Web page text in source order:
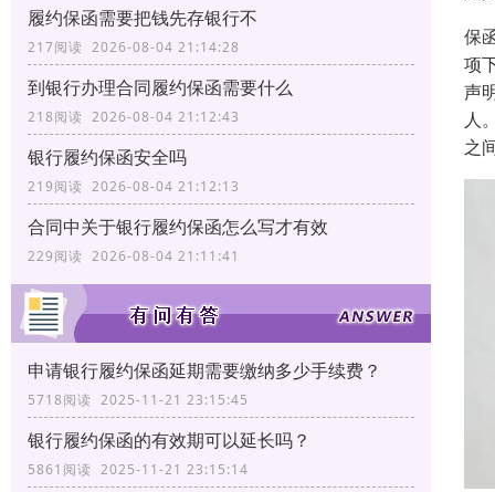
履约保函需要把钱先存银行不
217阅读 2026-08-04 21:14:28
到银行办理合同履约保函需要什么
218阅读 2026-08-04 21:12:43
银行履约保函安全吗
219阅读 2026-08-04 21:12:13
合同中关于银行履约保函怎么写才有效
229阅读 2026-08-04 21:11:41
申请银行履约保函延期需要缴纳多少手续费？
5718阅读 2025-11-21 23:15:45
银行履约保函的有效期可以延长吗？
5861阅读 2025-11-21 23:15:14
保
项
声
人
之